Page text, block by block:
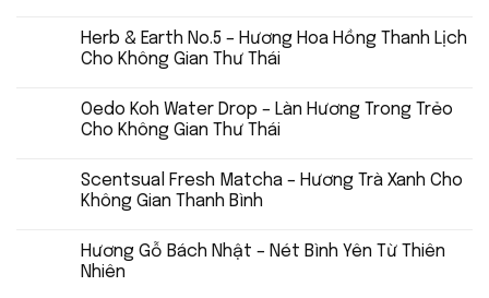
Herb & Earth No.5 – Hương Hoa Hồng Thanh Lịch
Cho Không Gian Thư Thái
Oedo Koh Water Drop – Làn Hương Trong Trẻo
Cho Không Gian Thư Thái
Scentsual Fresh Matcha – Hương Trà Xanh Cho
Không Gian Thanh Bình
Hương Gỗ Bách Nhật – Nét Bình Yên Từ Thiên
Nhiên